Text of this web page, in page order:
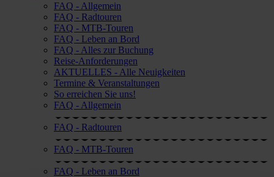
FAQ - Allgemein
FAQ - Radtouren
FAQ - MTB-Touren
FAQ - Leben an Bord
FAQ - Alles zur Buchung
Reise-Anforderungen
AKTUELLES - Alle Neuigkeiten
Termine & Veranstaltungen
So erreichen Sie uns!
FAQ - Allgemein
FAQ - Radtouren
FAQ - MTB-Touren
FAQ - Leben an Bord